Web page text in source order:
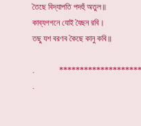
তৈছে বিদ্যাপতি পদহুঁ অতুল॥
কাব্যগগনে যোই যৈছন রবি।
তছু যশ বরণব কৈছে কানু কবি॥
.